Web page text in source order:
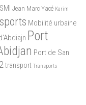
ISMI Jean Marc Yacé Karim
Mobilité urbaine
Port
Port de San
transport Transports